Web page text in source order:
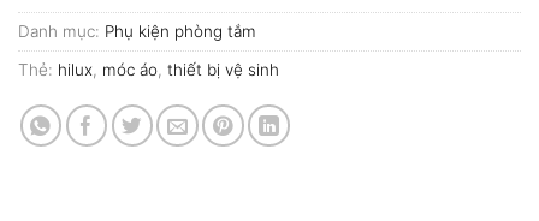
Danh mục: Phụ kiện phòng tắm
Thẻ: hilux móc áo thiết bị vệ sinh